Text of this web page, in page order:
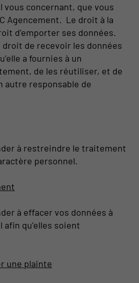
vous concernant, que vous
Agencement. Le droit à la
d’emporter ses données.
droit de recevoir les données
a fournies à un
de les réutiliser, et de
autre responsable de
à restreindre le traitement
personnel.
à effacer vos données à
qu’elles soient
une plainte